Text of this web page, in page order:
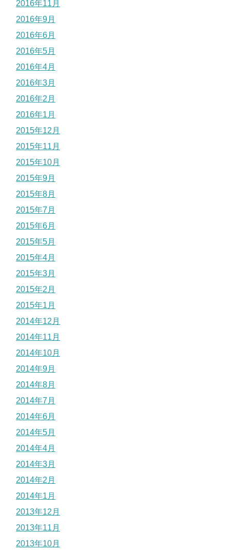
2016年11月
2016年9月
2016年6月
2016年5月
2016年4月
2016年3月
2016年2月
2016年1月
2015年12月
2015年11月
2015年10月
2015年9月
2015年8月
2015年7月
2015年6月
2015年5月
2015年4月
2015年3月
2015年2月
2015年1月
2014年12月
2014年11月
2014年10月
2014年9月
2014年8月
2014年7月
2014年6月
2014年5月
2014年4月
2014年3月
2014年2月
2014年1月
2013年12月
2013年11月
2013年10月